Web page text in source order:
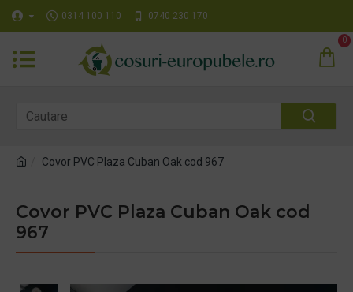
0314 100 110 0740 230 170
0
Covor PVC Plaza Cuban Oak cod 967
Covor PVC Plaza Cuban Oak cod
967